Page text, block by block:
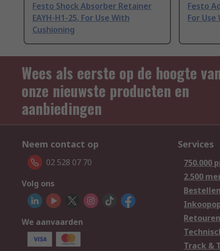
Festo Shock Absorber Retainer
EAYH-H1-25, For Use With
Cushioning
Festo
For
Wees als eerste op de hoogte
onze nieuwste producten en
aanbiedingen
Neem contact op
02 528 07 70
Volg ons
We aanvaarden
Services
750.000
2.500
Bestellen
Retouren
Track &